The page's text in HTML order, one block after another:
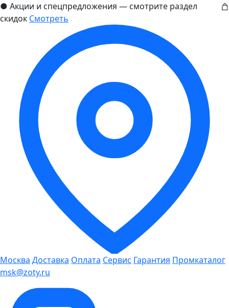
● Акции и спецпредложения — смотрите раздел
скидок Смотреть
Москва Доставка Оплата Сервис Гарантия Промкаталог
msk@zoty.ru